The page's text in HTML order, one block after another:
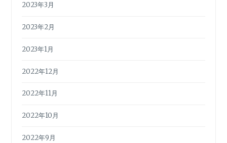
2023年3月
2023年2月
2023年1月
2022年12月
2022年11月
2022年10月
2022年9月